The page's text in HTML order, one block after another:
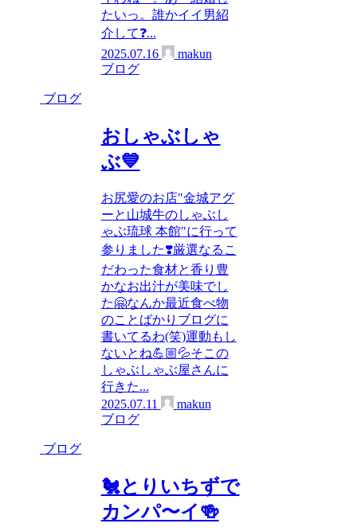
たいっ。誰かイイ男紹
介して❓...
2025.07.16
makun
ブログ
ブログ
おしゃぶしゃ
ぶ💙
お尻愛のお店"金城アグ
ーと山城牛のしゃぶし
ゃぶ琉球 本館"に行って
参りました❣️厳選なるこ
だわった食材と香り豊
かなお出汁が美味でし
た🤗なんか最近食べ物
のことばかりブログに
書いてるわ(笑)運動もし
ないとね💪🏼💦そこの
しゃぶしゃぶ屋さんに
行きた...
2025.07.11
makun
ブログ
ブログ
🐔とりいちずで
カンパ〜イ🍻